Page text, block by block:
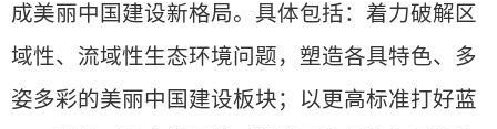
成美丽中国建设新格局。具体包括：着力破解区
域性、流域性生态环境问题，塑造各具特色、多
姿多彩的美丽中国建设板块；以更高标准打好蓝